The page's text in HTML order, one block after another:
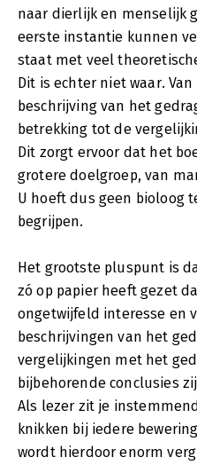
naar dierlijk en menselijk
eerste instantie kunnen
staat met veel
Dit is echter niet waar.
beschrijving van het
betrekking tot de
Dit zorgt ervoor dat het
grotere doelgroep, van
U hoeft dus geen bioloog
begrijpen.
Het grootste pluspunt is
zó op papier heeft gezet
ongetwijfeld interesse en
beschrijvingen van het
vergelijkingen met het
bijbehorende conclusies
Als lezer zit je
knikken bij iedere
wordt hierdoor enorm